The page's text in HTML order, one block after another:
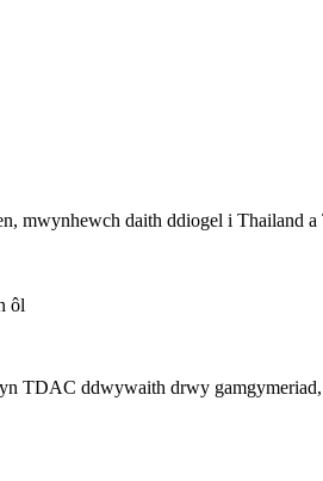
mwynhewch daith ddiogel i Thailand
ôl
TDAC ddwywaith drwy gamgymeriad,